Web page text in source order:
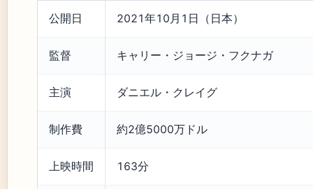
公開日 2021年10月1日（日本）
監督 キャリー・ジョージ・フクナガ
主演 ダニエル・クレイグ
制作費 約2億5000万ドル
上映時間 163分